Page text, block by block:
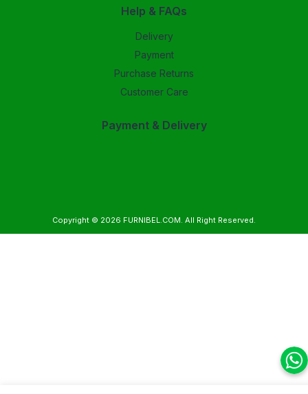
Help & FAQs
Delivery
Payment
Purchase Returns
Customer Care
Payment & Delivery
Copyright © 2026 FURNIBEL.COM. All Right Reserved.